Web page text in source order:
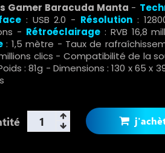
Gamer Baracuda Manta -
: USB 2.0 - Résolution:
- Rétroéclairage : RVB 16,8
: 1,5 mètre - Taux de
clics - Compatibilité de la
: 81g - Dimensions : 130 x 65 x